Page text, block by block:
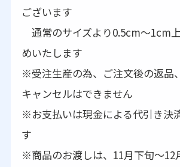
ございます
通常のサイズより0.5cm～1cm
めいたします
※受注生産の為、ご注文後の返品
キャンセルはできません
※お支払いは現金による代引き決
す
※商品のお渡しは、11月下旬～12